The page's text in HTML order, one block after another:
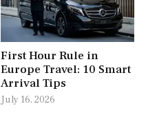
First Hour Rule in
Europe Travel: 10 Smart
Arrival Tips
July 16, 2026